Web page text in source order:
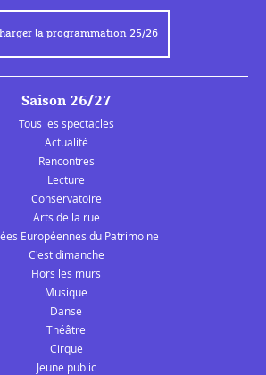
la programmation 25/26
Saison 26/27
Tous les spectacles
Actualité
Rencontres
Lecture
Conservatoire
Arts de la rue
Européennes du Patrimoine
C'est dimanche
Hors les murs
Musique
Danse
Théâtre
Cirque
Jeune public